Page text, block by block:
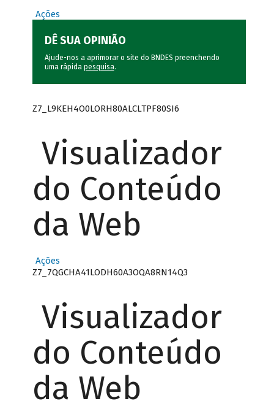
Ações
DÊ SUA OPINIÃO
Ajude-nos a aprimorar o site do BNDES preenchendo
uma rápida pesquisa.
Z7_L9KEH4O0LORH80ALCLTPF80SI6
Visualizador
do Conteúdo
da Web
Ações
Z7_7QGCHA41LODH60A3OQA8RN14Q3
Visualizador
do Conteúdo
da Web